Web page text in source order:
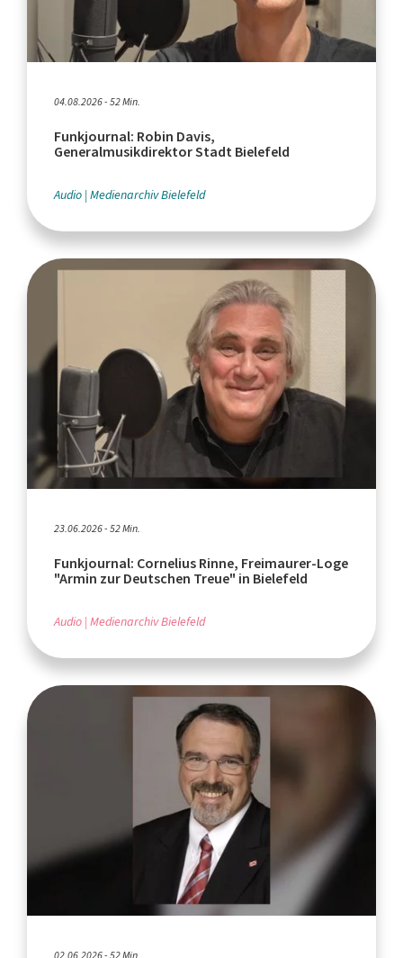
04.08.2026 - 52 Min.
Funkjournal: Robin Davis,
Generalmusikdirektor Stadt Bielefeld
Audio Medienarchiv Bielefeld
23.06.2026 - 52 Min.
Funkjournal: Cornelius Rinne, Freimaurer-Loge
"Armin zur Deutschen Treue" in Bielefeld
Audio Medienarchiv Bielefeld
02.06.2026 - 52 Min.